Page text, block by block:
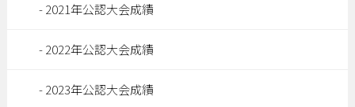
2021年公認大会成績
2022年公認大会成績
2023年公認大会成績